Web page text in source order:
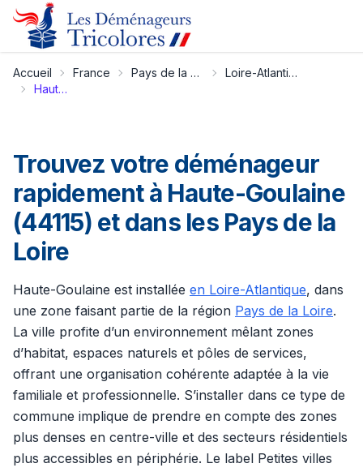
Accueil France Pays de la Loire
Loire-Atlantique
Haute-Goulaine
Trouvez votre déménageur
rapidement à Haute-Goulaine
(44115) et dans les Pays de la
Loire
Haute-Goulaine est installée en Loire-Atlantique, dans
une zone faisant partie de la région Pays de la Loire.
La ville profite d’un environnement mêlant zones
d’habitat, espaces naturels et pôles de services,
offrant une organisation cohérente adaptée à la vie
familiale et professionnelle. S’installer dans ce type de
commune implique de prendre en compte des zones
plus denses en centre-ville et des secteurs résidentiels
plus accessibles en périphérie. Le label Petites villes